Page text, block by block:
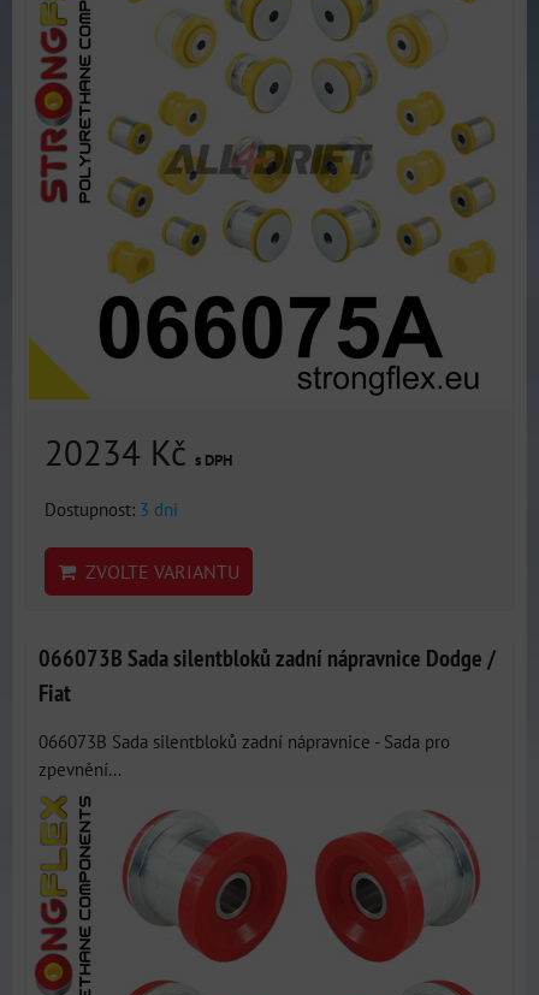
20234 Kč s DPH
Dostupnost: 3 dni
ZVOLTE VARIANTU
066073B Sada silentbloků zadní nápravnice Dodge /
Fiat
066073B Sada silentbloků zadní nápravnice - Sada pro
zpevnění...